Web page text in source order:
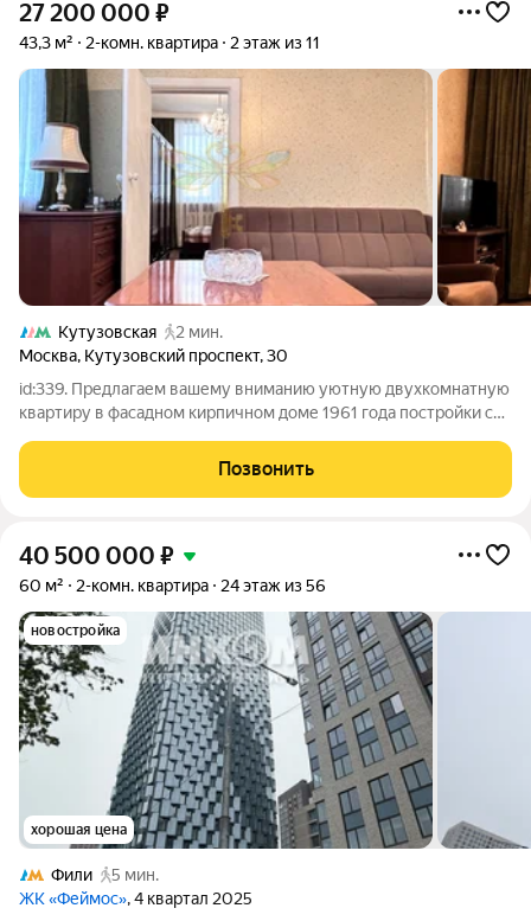
27 200 000 ₽
43,3 м² 2-комн. квартира 2 этаж из 11
Кутузовская
2 мин.
Москва, Кутузовский проспект,30
id:339. Предлагаем вашему вниманию уютную двухкомнатную
квартиру в фасадном кирпичном доме 1961 года постройки с
Победы, Поклонной горы,
Позвонить
40 500 000 ₽
60 м² 2-комн. квартира 24 этаж из 56
новостройка
хорошая цена
Фили
5 мин.
ЖК «Феймос», 4 квартал 2025